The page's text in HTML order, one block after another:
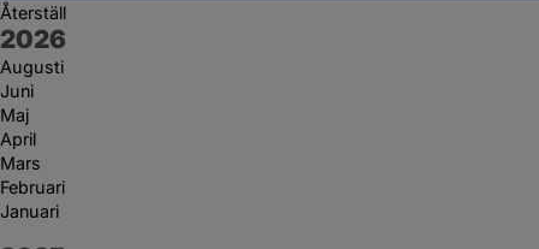
Återställ
År:
2026
Augusti
Juni
Maj
April
Mars
Februari
Januari